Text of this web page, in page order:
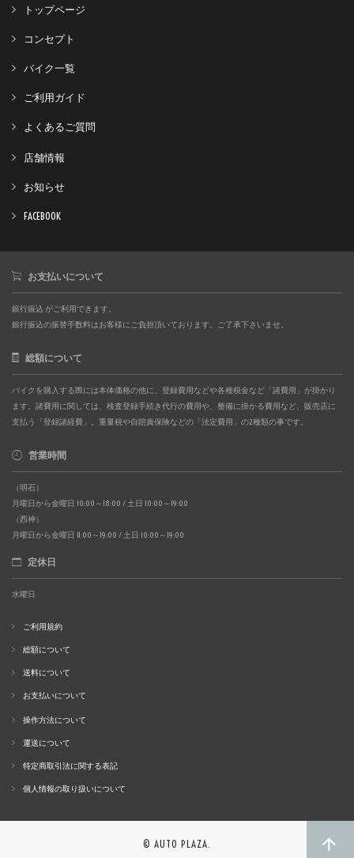
トップページ
コンセプト
バイク一覧
ご利用ガイド
よくあるご質問
店舗情報
お知らせ
FACEBOOK
お支払いについて
銀行振込 がご利用できます。
銀行振込の振替手数料はお客様にご負担頂いております。ご了承下さいませ。
総額について
バイクを購入する際には本体価格の他に、登録費用などや各種税金など「諸費用」が掛かり
ます。諸費用に関しては、検査登録手続き代行の費用や、整備に掛かる費用など、販売店に
支払う「登録諸経費」。重量税や自賠責保険などの「法定費用」の2種類の事です。
営業時間
（明石）
月曜日から金曜日 10:00～18:00 / 土日 10:00～19:00
（西神）
月曜日から金曜日 11:00～19:00 / 土日 10:00～19:00
定休日
水曜日
ご利用規約
総額について
送料について
お支払いについて
操作方法について
運送について
特定商取引法に関する表記
個人情報の取り扱いについて
© AUTO PLAZA.